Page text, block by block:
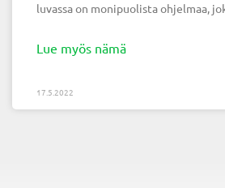
luvassa on monipuolista ohjelmaa,
Lue myös nämä
17.5.2022